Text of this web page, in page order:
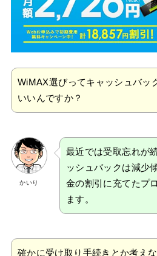
WiMAX選びってキャッシュバッ
いいんですか？
かいり
最近では受取忘れが
ッシュバックは減少
金の割引に充てたプ
ます。
確かに受け取り手続きとか考え